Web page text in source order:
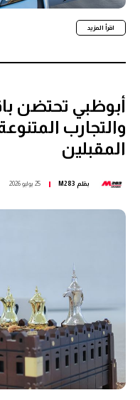
اقرأ المزيد
أبوظبي تحتضن
والتجارب
المقبلين
بقلم M283 25 يوليو 2026